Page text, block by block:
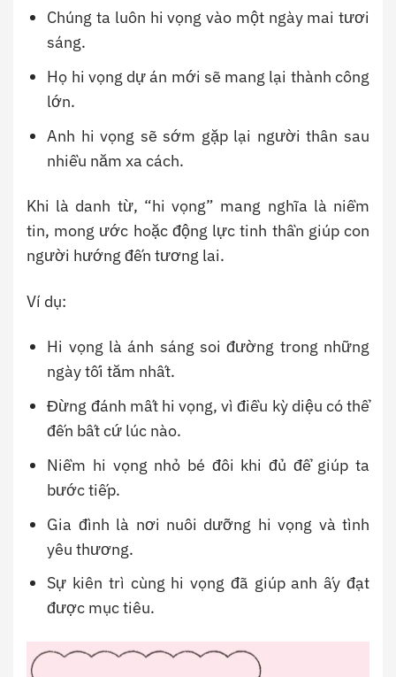
Chúng ta luôn hi vọng vào một ngày mai tươi
sáng.
Họ hi vọng dự án mới sẽ mang lại thành công
lớn.
Anh hi vọng sẽ sớm gặp lại người thân sau
nhiều năm xa cách.
Khi là danh từ, “hi vọng” mang nghĩa là niềm
tin, mong ước hoặc động lực tinh thần giúp con
người hướng đến tương lai.
Ví dụ:
Hi vọng là ánh sáng soi đường trong những
ngày tối tăm nhất.
Đừng đánh mất hi vọng, vì điều kỳ diệu có thể
đến bất cứ lúc nào.
Niềm hi vọng nhỏ bé đôi khi đủ để giúp ta
bước tiếp.
Gia đình là nơi nuôi dưỡng hi vọng và tình
yêu thương.
Sự kiên trì cùng hi vọng đã giúp anh ấy đạt
được mục tiêu.